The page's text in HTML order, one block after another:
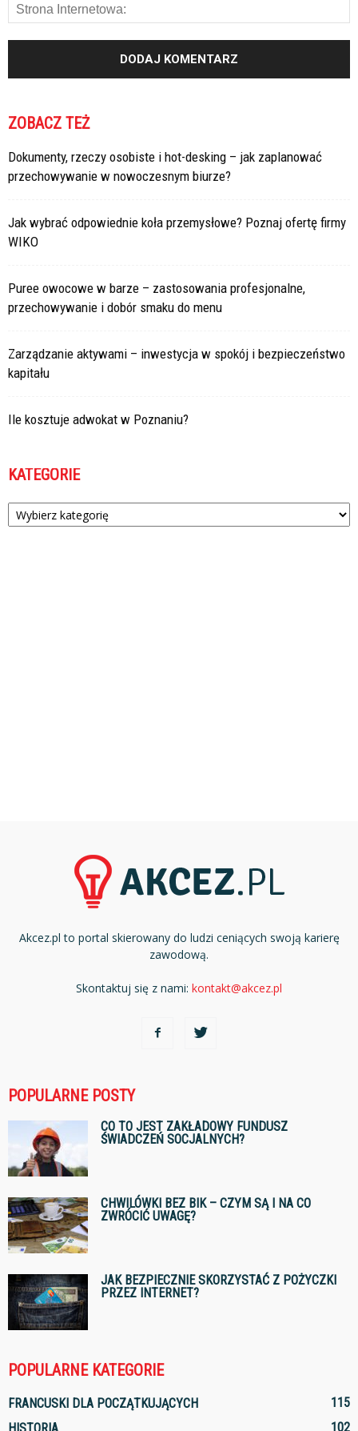
ZOBACZ TEŻ
Dokumenty, rzeczy osobiste i hot-desking – jak zaplanować
przechowywanie w nowoczesnym biurze?
Jak wybrać odpowiednie koła przemysłowe? Poznaj ofertę firmy
WIKO
Puree owocowe w barze – zastosowania profesjonalne,
przechowywanie i dobór smaku do menu
Zarządzanie aktywami – inwestycja w spokój i bezpieczeństwo
kapitału
Ile kosztuje adwokat w Poznaniu?
KATEGORIE
Kategorie
Akcez.pl to portal skierowany do ludzi ceniących swoją karierę
zawodową.
Skontaktuj się z nami: kontakt@akcez.pl
POPULARNE POSTY
CO TO JEST ZAKŁADOWY FUNDUSZ
ŚWIADCZEŃ SOCJALNYCH?
CHWILÓWKI BEZ BIK – CZYM SĄ I NA CO
ZWRÓCIĆ UWAGĘ?
JAK BEZPIECZNIE SKORZYSTAĆ Z POŻYCZKI
PRZEZ INTERNET?
POPULARNE KATEGORIE
FRANCUSKI DLA POCZĄTKUJĄCYCH
115
102